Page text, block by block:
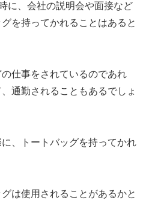
に、会社の説明会や面接など
を持ってかれることはあると
仕事をされているのであれ
通勤されることもあるでしょ
、トートバッグを持ってかれ
は使用されることがあるかと